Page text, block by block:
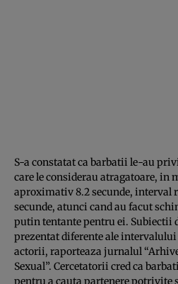
S-a constatat ca barbatii le-au
care le considerau atragatoare, in
aproximativ 8.2 secunde, interval
secunde, atunci cand au facut
putin tentante pentru ei. Subiectii
prezentat diferente ale
actorii, raporteaza jurnalul
Sexual”. Cercetatorii cred ca
pentru a cauta partenere potrivite